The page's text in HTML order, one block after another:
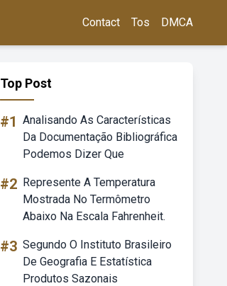
Contact Tos DMCA
Top Post
#1 Analisando As Características
Da Documentação Bibliográfica
Podemos Dizer Que
#2 Represente A Temperatura
Mostrada No Termômetro
Abaixo Na Escala Fahrenheit.
#3 Segundo O Instituto Brasileiro
De Geografia E Estatística
Produtos Sazonais